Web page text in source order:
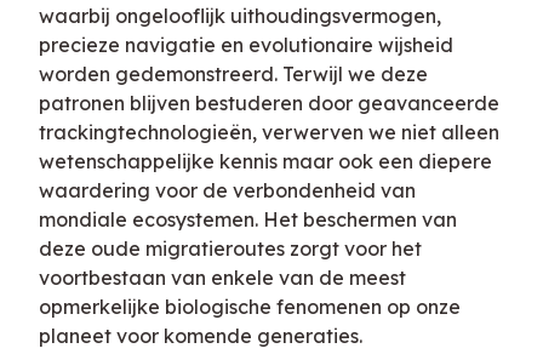
waarbij ongelooflijk uithoudingsvermogen,
precieze navigatie en evolutionaire wijsheid
worden gedemonstreerd. Terwijl we deze
patronen blijven bestuderen door geavanceerde
trackingtechnologieën, verwerven we niet alleen
wetenschappelijke kennis maar ook een diepere
waardering voor de verbondenheid van
mondiale ecosystemen. Het beschermen van
deze oude migratieroutes zorgt voor het
voortbestaan van enkele van de meest
opmerkelijke biologische fenomenen op onze
planeet voor komende generaties.